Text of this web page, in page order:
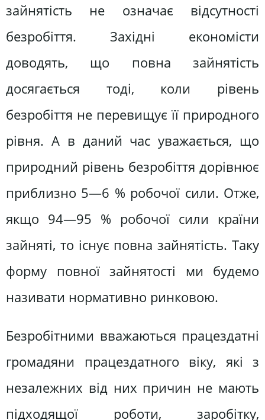
зайнятість не означає відсутності
безробіття. Західні економісти
доводять, що повна зайнятість
досягається тоді, коли рівень
безробіття не перевищує її природного
рівня. А в даний час уважається, що
природний рівень безробіття дорівнює
приблизно 5—6 % робочої сили. Отже,
якщо 94—95 % робочої сили країни
зайняті, то існує повна зайнятість. Таку
форму повної зайнятості ми будемо
називати нормативно ринковою.
Безробітними вважаються працездатні
громадяни працездатного віку, які з
незалежних від них причин не мають
підходящої роботи, заробітку,